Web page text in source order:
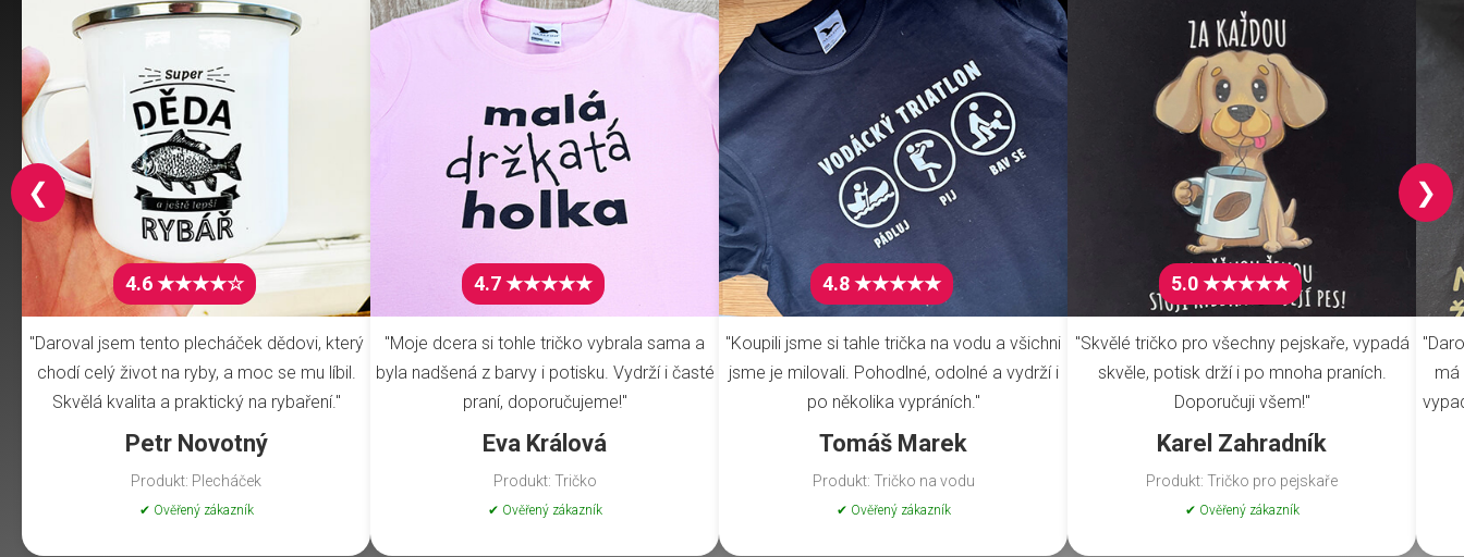
4.6 ★★★★☆
"Daroval jsem tento plecháček dědovi, který
chodí celý život na ryby, a moc se mu líbil.
Skvělá kvalita a praktický na rybaření."
Petr Novotný
Produkt: Plecháček
✔ Ověřený zákazník
4.7 ★★★★★
"Moje dcera si tohle tričko vybrala sama a
byla nadšená z barvy i potisku. Vydrží i časté
praní, doporučujeme!"
Eva Králová
Produkt: Tričko
✔ Ověřený zákazník
4.8 ★★★★★
"Koupili jsme si tahle trička na vodu a všichni
jsme je milovali. Pohodlné, odolné a vydrží i
po několika vypráních."
Tomáš Marek
Produkt: Tričko na vodu
✔ Ověřený zákazník
5.0 ★★★★★
"Skvělé tričko pro všechny pejskaře, vypadá
skvěle, potisk drží i po mnoha praních.
Doporučuji všem!"
Karel Zahradník
Produkt: Tričko pro pejskaře
✔ Ověřený zákazník
má
❮ ❯